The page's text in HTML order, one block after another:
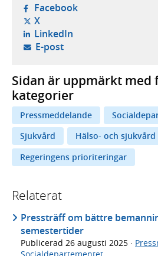
Facebook- öppnas i ny flik,
X- öppnas i ny flik, extern
LinkedIn- öppnas i ny flik,
E-post- öppnar din e-
Sidan är uppmärkt med
kategorier
Pressmeddelande
Sjukvård
Hälso- och sjukvård
Regeringens prioriteringar
Relaterat
Pressträff om bättre
semestertider
Publicerad 26 augusti 2025 ·